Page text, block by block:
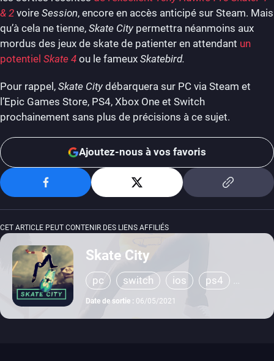
& 2 voire Session, encore en accès anticipé sur Steam. Mais
qu’à cela ne tienne, Skate City permettra néanmoins aux
mordus des jeux de skate de patienter en attendant un
potentiel Skate 4 ou le fameux Skatebird.
Pour rappel, Skate City débarquera sur PC via Steam et
l’Epic Games Store, PS4, Xbox One et Switch
prochainement sans plus de précisions à ce sujet.
Ajoutez-nous à vos favoris
CET ARTICLE PEUT CONTENIR DES LIENS AFFILIÉS
Skate City
pc switch ios
ps4
xbox one
Date de sortie : 06/05/2021